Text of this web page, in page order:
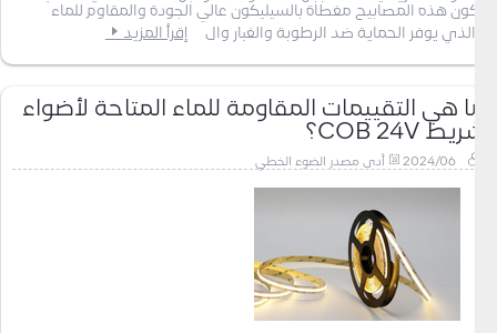
تكون هذه المصابيح مغطاة بالسيليكون عالي الجودة والمقاوم للماء
والذي يوفر الحماية ضد الرطوبة والغبار وال
إقرأ المزيد
ما هي التقييمات المقاومة للماء المتاحة لأضواء
شريط COB 24V؟
2024/06 أدى مصدر الضوء الخطي